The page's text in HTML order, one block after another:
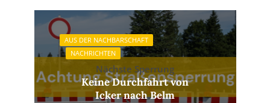
AUS DER NACHBARSCHAFT
NACHRICHTEN
Nächste Sperrung
Keine Durchfahrt von
Icker nach Belm